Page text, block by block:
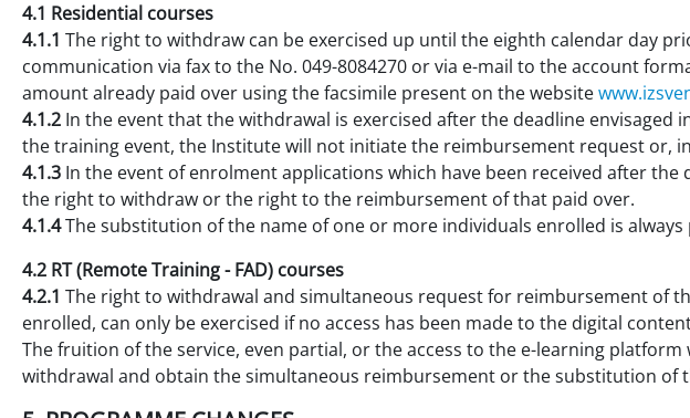
4.1 Residential courses
4.1.1 The right to withdraw can be exercised up until the eighth calendar day
communication via fax to the No. 049-8084270 or via e-mail to the account
amount already paid over using the facsimile present on the website
4.1.2 In the event that the withdrawal is exercised after the deadline
the training event, the Institute will not initiate the reimbursement request or,
4.1.3 In the event of enrolment applications which have been received after
the right to withdraw or the right to the reimbursement of that paid over.
4.1.4The substitution of the name of one or more individuals enrolled is always
4.2 RT (Remote Training - FAD) courses
4.2.1 The right to withdrawal and simultaneous request for reimbursement of
enrolled, can only be exercised if no access has been made to the digital
The fruition of the service, even partial, or the access to the e-learning
withdrawal and obtain the simultaneous reimbursement or the substitution of